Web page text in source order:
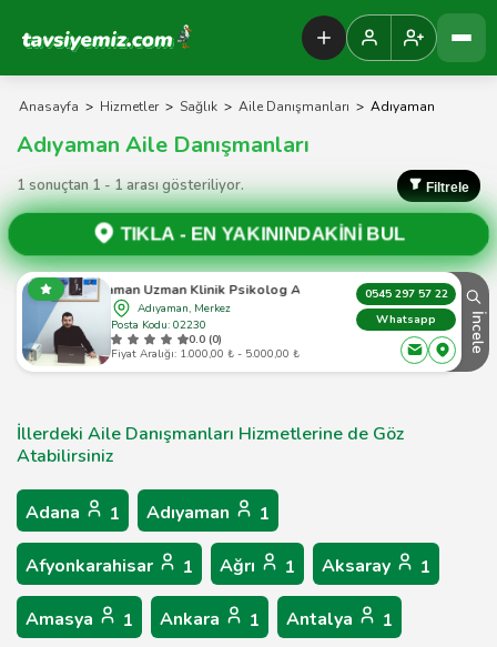
Tavsiyemiz Anasayfa
Anasayfa > Hizmetler > Sağlık > Aile Danışmanları > Adıyaman
Adıyaman Aile Danışmanları
1 sonuçtan 1 - 1 arası gösteriliyor. Filtrele
TIKLA - EN YAKININDAKİNİ BUL
Adıyaman Uzman Klinik Psikolog Adil Şahin
Adıyaman, Merkez
Posta Kodu: 02230
0.0 (0)
Fiyat Aralığı: 1.000,00 ₺ - 5.000,00 ₺
0545 297 57 22
Whatsapp
İncele
İllerdeki Aile Danışmanları Hizmetlerine de Göz
Atabilirsiniz
Adana 1 Adıyaman 1
Afyonkarahisar 1 Ağrı 1 Aksaray 1
Amasya 1 Ankara 1 Antalya 1